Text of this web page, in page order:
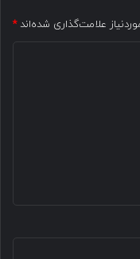
علامت‌گذاری شده‌اند*